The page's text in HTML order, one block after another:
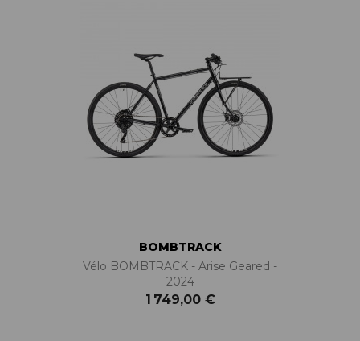
BOMBTRACK
Vélo BOMBTRACK - Arise Geared -
2024
1 749,00 €